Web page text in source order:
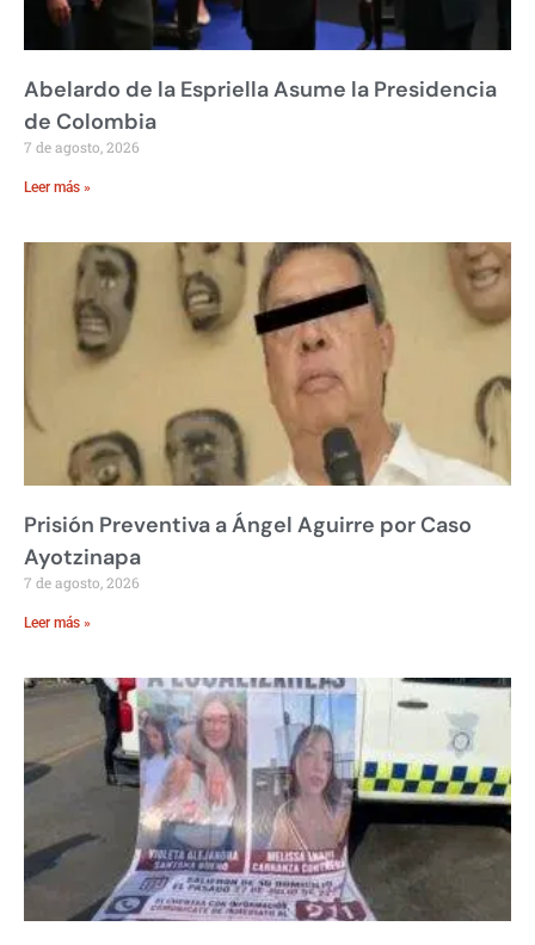
Abelardo de la Espriella Asume la Presidencia
de Colombia
7 de agosto, 2026
Leer más »
Prisión Preventiva a Ángel Aguirre por Caso
Ayotzinapa
7 de agosto, 2026
Leer más »